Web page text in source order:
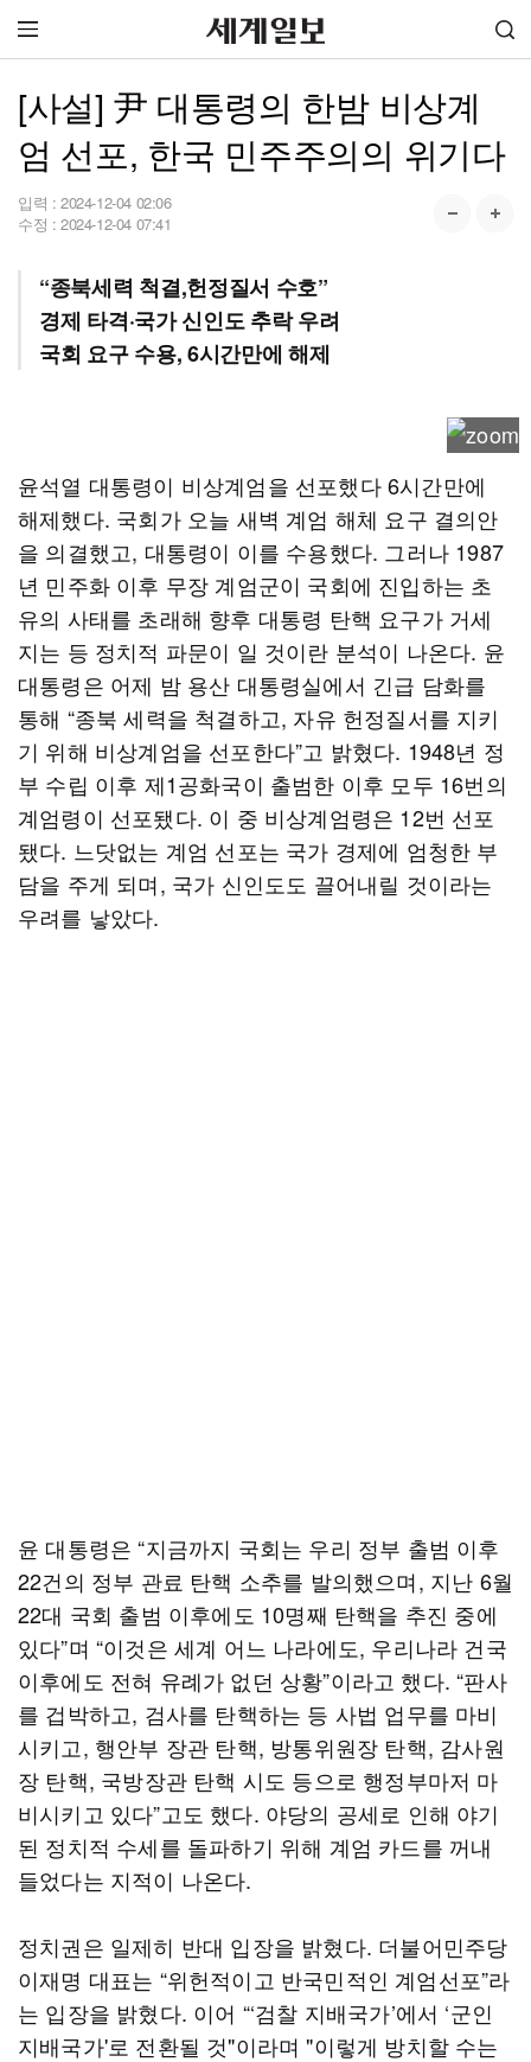
[사설] 尹 대통령의 한밤 비상계
엄 선포, 한국 민주주의의 위기다
입력 : 2024-12-04 02:06
수정 : 2024-12-04 07:41
“종북세력 척결,헌정질서 수호”
경제 타격·국가 신인도 추락 우려
국회 요구 수용, 6시간만에 해제
윤석열 대통령이 비상계엄을 선포했다 6시간만에
해제했다. 국회가 오늘 새벽 계엄 해체 요구 결의안
을 의결했고, 대통령이 이를 수용했다. 그러나 1987
년 민주화 이후 무장 계엄군이 국회에 진입하는 초
유의 사태를 초래해 향후 대통령 탄핵 요구가 거세
지는 등 정치적 파문이 일 것이란 분석이 나온다. 윤
대통령은 어제 밤 용산 대통령실에서 긴급 담화를
통해 “종북 세력을 척결하고, 자유 헌정질서를 지키
기 위해 비상계엄을 선포한다”고 밝혔다. 1948년 정
부 수립 이후 제1공화국이 출범한 이후 모두 16번의
계엄령이 선포됐다. 이 중 비상계엄령은 12번 선포
됐다. 느닷없는 계엄 선포는 국가 경제에 엄청한 부
담을 주게 되며, 국가 신인도도 끌어내릴 것이라는
우려를 낳았다.
윤 대통령은 “지금까지 국회는 우리 정부 출범 이후
22건의 정부 관료 탄핵 소추를 발의했으며, 지난 6월
22대 국회 출범 이후에도 10명째 탄핵을 추진 중에
있다”며 “이것은 세계 어느 나라에도, 우리나라 건국
이후에도 전혀 유례가 없던 상황”이라고 했다. “판사
를 겁박하고, 검사를 탄핵하는 등 사법 업무를 마비
시키고, 행안부 장관 탄핵, 방통위원장 탄핵, 감사원
장 탄핵, 국방장관 탄핵 시도 등으로 행정부마저 마
비시키고 있다”고도 했다. 야당의 공세로 인해 야기
된 정치적 수세를 돌파하기 위해 계엄 카드를 꺼내
들었다는 지적이 나온다.
정치권은 일제히 반대 입장을 밝혔다. 더불어민주당
이재명 대표는 “위헌적이고 반국민적인 계엄선포”라
는 입장을 밝혔다. 이어 “‘검찰 지배국가’에서 ‘군인
지배국가'로 전환될 것"이라며 "이렇게 방치할 수는